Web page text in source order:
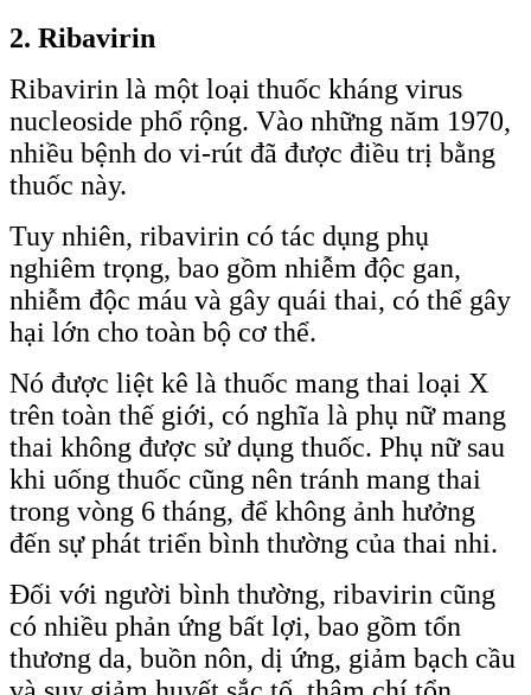
2. Ribavirin
Ribavirin là một loại thuốc kháng virus
nucleoside phổ rộng. Vào những năm 1970,
nhiều bệnh do vi-rút đã được điều trị bằng
thuốc này.
Tuy nhiên, ribavirin có tác dụng phụ
nghiêm trọng, bao gồm nhiễm độc gan,
nhiễm độc máu và gây quái thai, có thể gây
hại lớn cho toàn bộ cơ thể.
Nó được liệt kê là thuốc mang thai loại X
trên toàn thế giới, có nghĩa là phụ nữ mang
thai không được sử dụng thuốc. Phụ nữ sau
khi uống thuốc cũng nên tránh mang thai
trong vòng 6 tháng, để không ảnh hưởng
đến sự phát triển bình thường của thai nhi.
Đối với người bình thường, ribavirin cũng
có nhiều phản ứng bất lợi, bao gồm tổn
thương da, buồn nôn, dị ứng, giảm bạch cầu